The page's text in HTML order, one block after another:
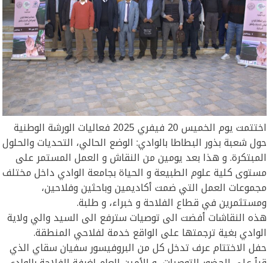
اختتمت يوم الخميس 20 فيفري 2025 فعاليات الورشة الوطنية
حول شعبة بذور البطاطا بالوادي: الوضع الحالي، التحديات والحلول
المبتكرة. و هذا بعد يومين من النقاش و العمل المستمر على
مستوى كلية علوم الطبيعة و الحياة بجامعة الوادي داخل مختلف
مجموعات العمل التي ضمت أكاديمين وباحثين وفلاحين،
ومستثمرين في قطاع الفلاحة و خبراء، و طلبة.
هذه النقاشات أفضت الى توصيات سترفع الى السيد والي ولاية
الوادي بغية ترجمتها على الواقع خدمة لفلاحي المنطقة.
حفل الاختتام عرف تدخل كل من البروفيسور سفيان سقاي الذي